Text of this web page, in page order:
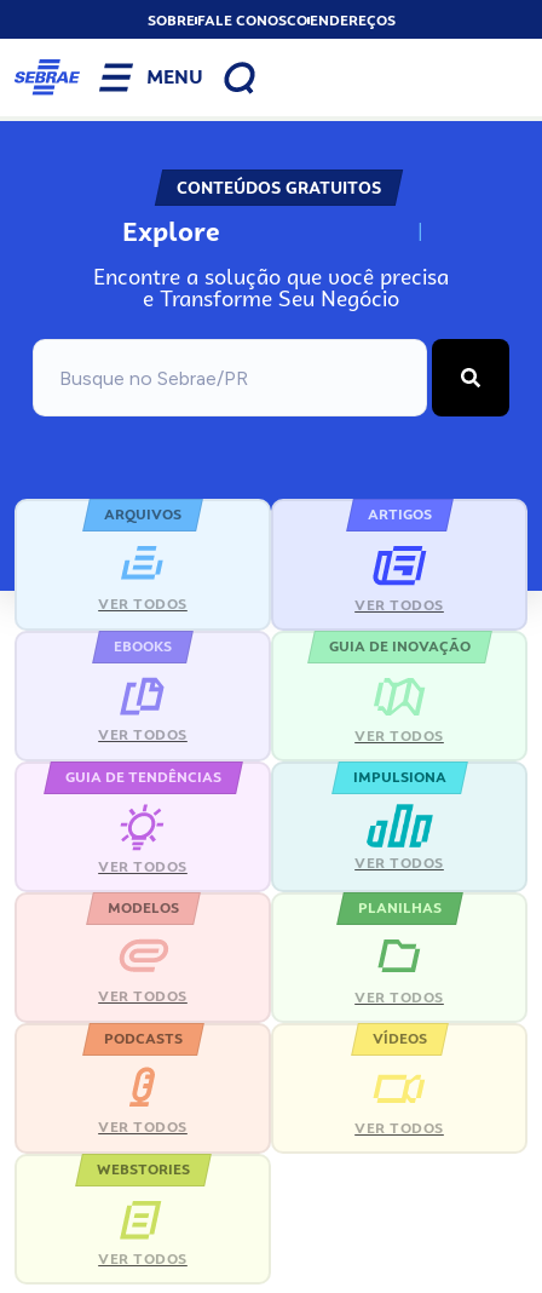
SOBREFALE CONOSCOENDEREÇOS
MENU
CONTEÚDOS GRATUITOS
Explore N
Encontre a solução que você precisa
e Transforme Seu Negócio
ARQUIVOS
VER TODOS
ARTIGOS
VER TODOS
EBOOKS
VER TODOS
GUIA DE INOVAÇÃO
VER TODOS
GUIA DE TENDÊNCIAS
VER TODOS
IMPULSIONA
VER TODOS
MODELOS
VER TODOS
PLANILHAS
VER TODOS
PODCASTS
VER TODOS
VÍDEOS
VER TODOS
WEBSTORIES
VER TODOS